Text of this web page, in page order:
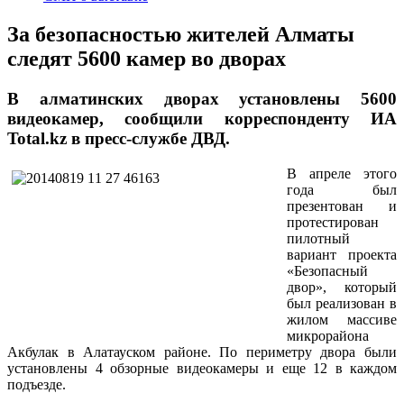
За безопасностью жителей Алматы
следят 5600 камер во дворах
В алматинских дворах установлены 5600
видеокамер, сообщили корреспонденту ИА
Total.kz в пресс-службе ДВД.
В апреле этого
года был
презентован и
протестирован
пилотный
вариант проекта
«Безопасный
двор», который
был реализован в
жилом массиве
микрорайона
Акбулак в Алатауском районе. По периметру двора были
установлены 4 обзорные видеокамеры и еще 12 в каждом
подъезде.